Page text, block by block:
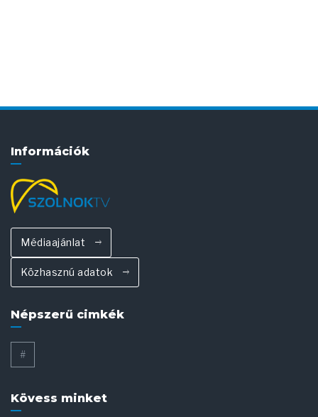
Információk
Médiaajánlat
Közhasznú adatok
Népszerű cimkék
#
Kövess minket